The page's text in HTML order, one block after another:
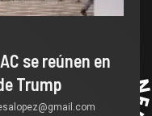
se reúnen en
Trump